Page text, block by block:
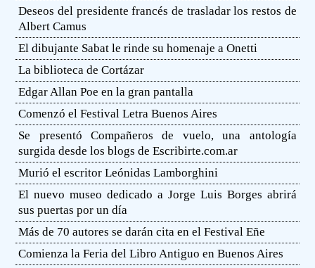
Deseos del presidente francés de trasladar los restos de
Albert Camus
El dibujante Sabat le rinde su homenaje a Onetti
La biblioteca de Cortázar
Edgar Allan Poe en la gran pantalla
Comenzó el Festival Letra Buenos Aires
Se presentó Compañeros de vuelo, una antología
surgida desde los blogs de Escribirte.com.ar
Murió el escritor Leónidas Lamborghini
El nuevo museo dedicado a Jorge Luis Borges abrirá
sus puertas por un día
Más de 70 autores se darán cita en el Festival Eñe
Comienza la Feria del Libro Antiguo en Buenos Aires